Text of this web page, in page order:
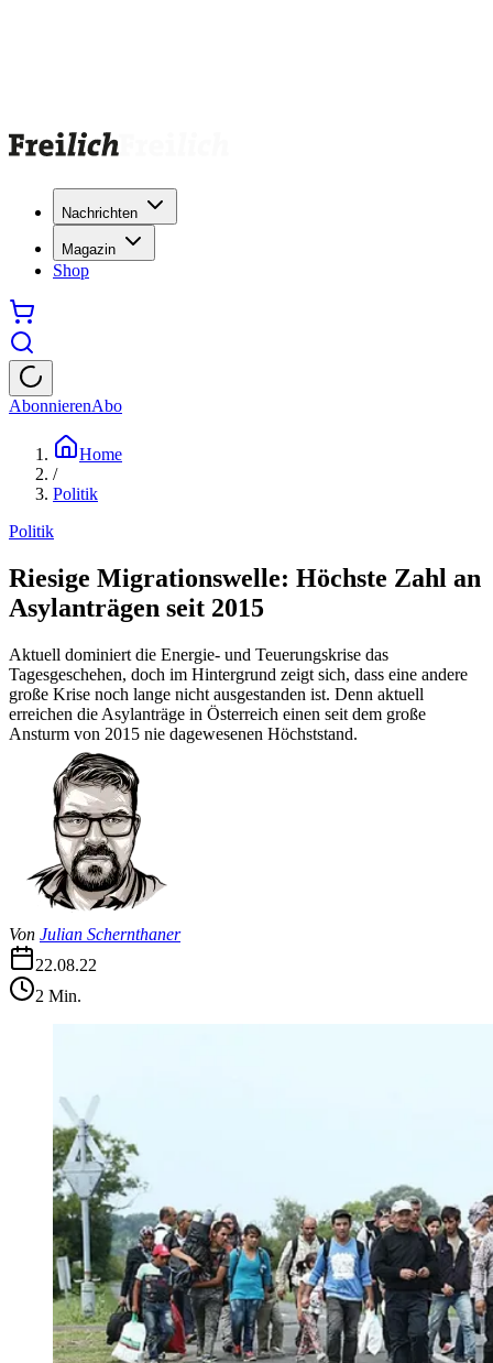
Nachrichten
Magazin
Shop
AbonnierenAbo
Home
/
Politik
Politik
Riesige Migrationswelle: Höchste Zahl an
Asylanträgen seit 2015
Aktuell dominiert die Energie- und Teuerungskrise das
Tagesgeschehen, doch im Hintergrund zeigt sich, dass eine andere
große Krise noch lange nicht ausgestanden ist. Denn aktuell
erreichen die Asylanträge in Österreich einen seit dem große
Ansturm von 2015 nie dagewesenen Höchststand.
Von Julian Schernthaner
22.08.22
2 Min.